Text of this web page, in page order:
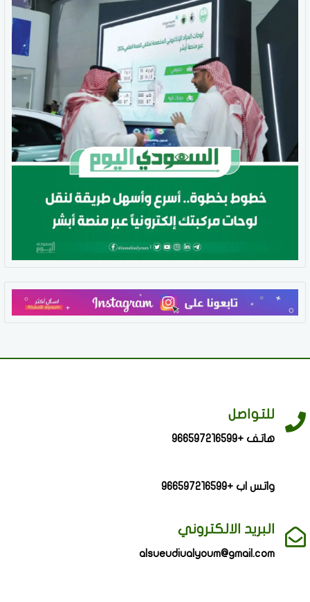
للتواصل
هاتف +966597216599
واتس اب +966597216599
البريد الالكتروني
alsueudiualyoum@gmail.com